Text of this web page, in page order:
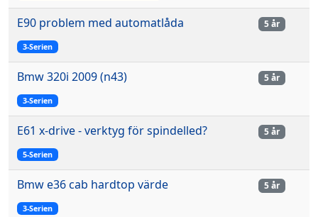
E90 problem med automatlåda
3-Serien
5 år
Bmw 320i 2009 (n43)
3-Serien
5 år
E61 x-drive - verktyg för spindelled?
5-Serien
5 år
Bmw e36 cab hardtop värde
3-Serien
5 år